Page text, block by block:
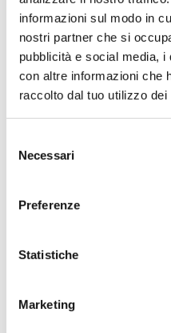
informazioni sul modo in
nostri partner che si
pubblicità e social media,
con altre informazioni che
raccolto dal tuo utilizzo
delNecessari
Preferenze
Statistiche
Marketing
Casoria